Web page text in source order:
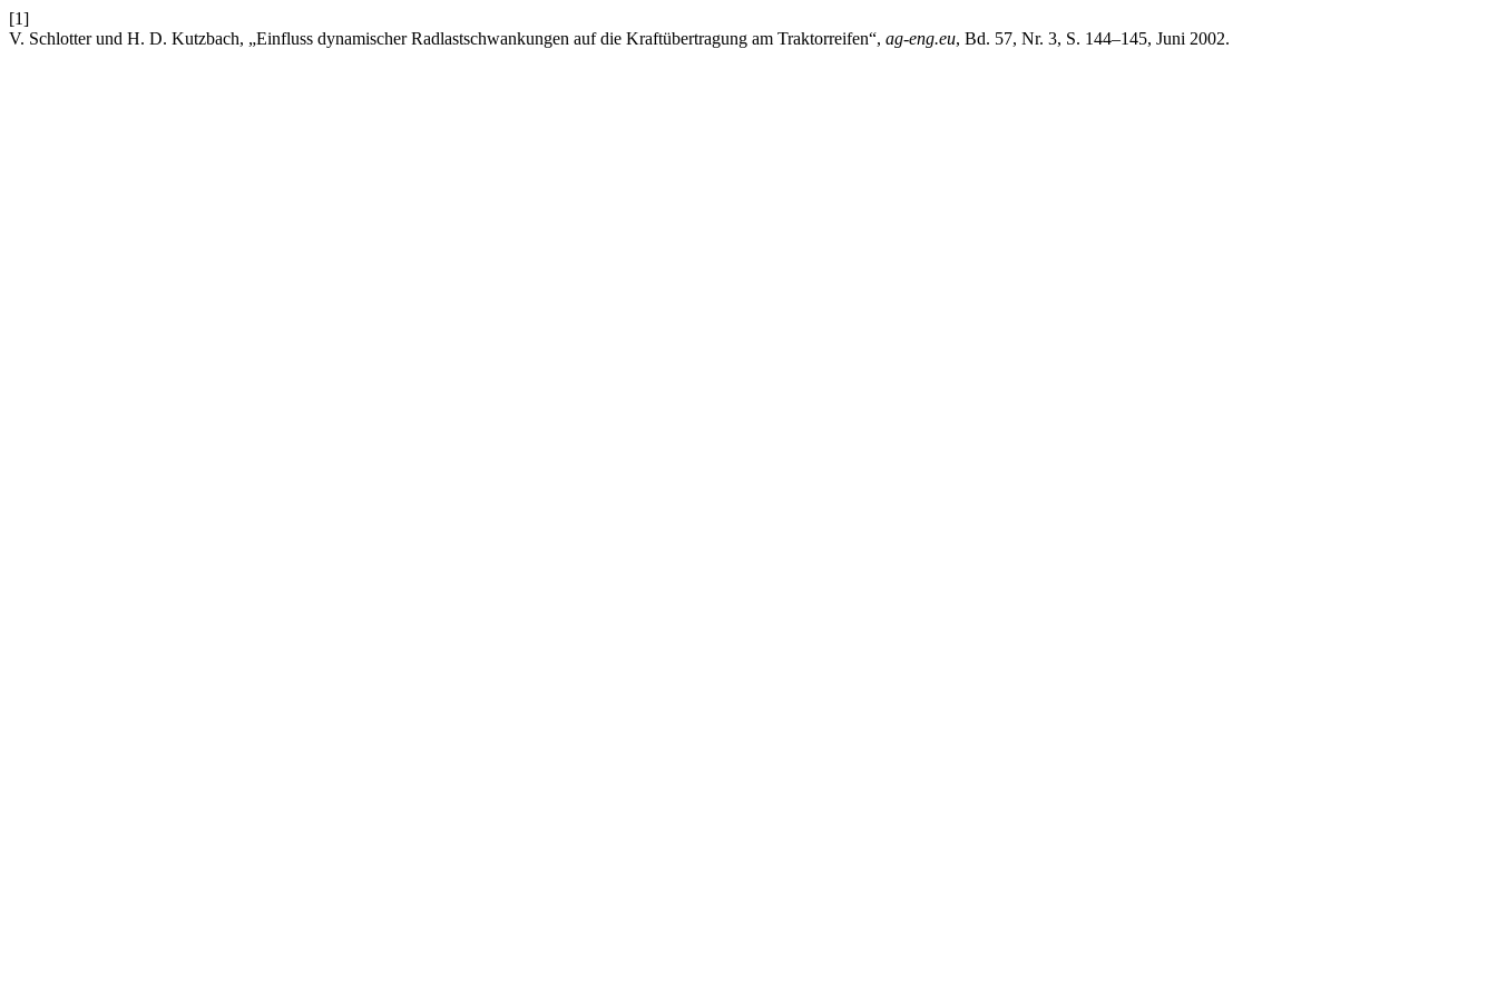
[1]
V. Schlotter und H. D. Kutzbach, „Einfluss dynamischer Radlastschwankungen auf die Kraftübertragung am Traktorreifen“, ag-eng.eu, Bd. 57, Nr. 3, S. 144–145, Juni 2002.